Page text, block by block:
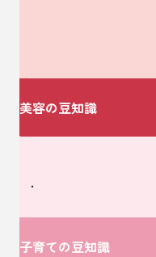
美容の豆知識
V・ドラッグにおまかせ♪
子育ての豆知識